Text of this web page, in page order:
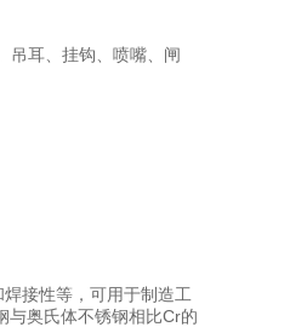
吊耳、挂钩、喷嘴、闸
接性等，可用于制造工
与奥氏体不锈钢相比Cr的